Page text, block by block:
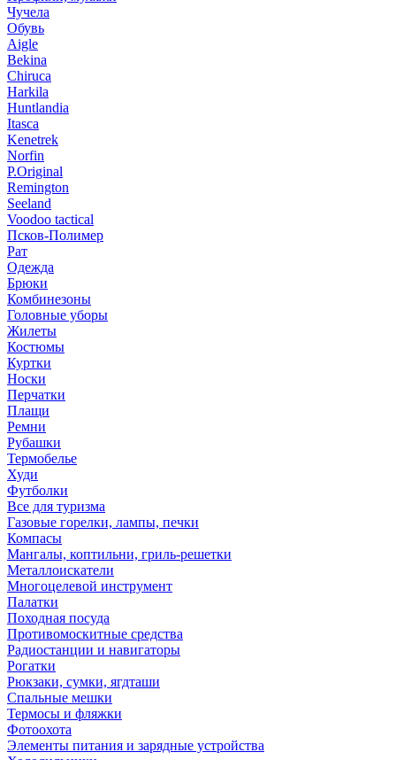
Чучела
Обувь
Aigle
Bekina
Chiruсa
Harkila
Huntlandia
Itasca
Kenetrek
Norfin
P.Original
Remington
Seeland
Voodoo tactical
Псков-Полимер
Рат
Одежда
Брюки
Комбинезоны
Головные уборы
Жилеты
Костюмы
Куртки
Носки
Перчатки
Плащи
Ремни
Рубашки
Термобелье
Худи
Футболки
Все для туризма
Газовые горелки, лампы, печки
Компасы
Мангалы, коптильни, гриль-решетки
Металлоискатели
Многоцелевой инструмент
Палатки
Походная посуда
Противомоскитные средства
Радиостанции и навигаторы
Рогатки
Рюкзаки, сумки, ягдташи
Спальные мешки
Термосы и фляжки
Фотоохота
Элементы питания и зарядные устройства